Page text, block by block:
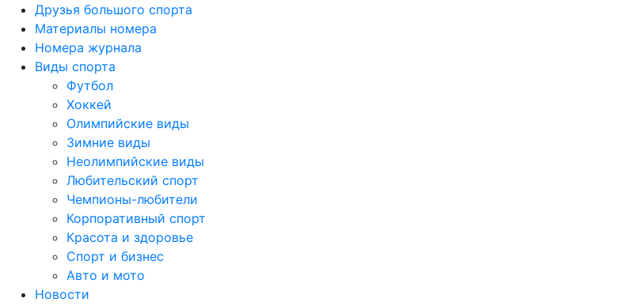
Друзья большого спорта
Материалы номера
Номера журнала
Виды спорта
Футбол
Хоккей
Олимпийские виды
Зимние виды
Неолимпийские виды
Любительский спорт
Чемпионы-любители
Корпоративный спорт
Красота и здоровье
Спорт и бизнес
Авто и мото
Новости